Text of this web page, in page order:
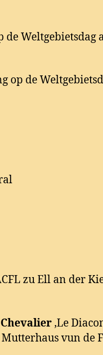
op de
zu Ell an der
‚Le
Mutterhaus vun